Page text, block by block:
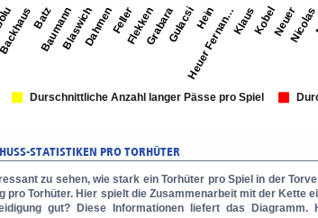
zu sehen, wie stark ein Torhüter pro Spiel in der
pro Torhüter. Hier spielt die Zusammenarbeit mit der Kette
gut? Diese Informationen liefert das